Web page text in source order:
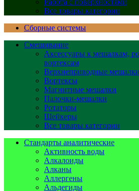
Работа с поверхностями
Все товары категории
Сборные системы
Смешивание
Аксессуары к мешалкам,
вортексам
Верхнеприводные мешалки
Вортексы
Магнитные мешалки
Палочки-мешалки
Ротаторы
Шейкеры
Все товары категории
Стандарты аналитические
Активность воды
Алкалоиды
Алканы
Аллергены
Альдегиды